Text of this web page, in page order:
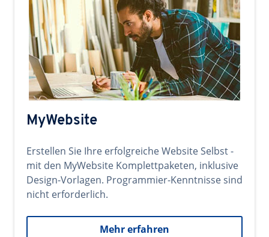
MyWebsite
Erstellen Sie Ihre erfolgreiche Website Selbst -
mit den MyWebsite Komplettpaketen, inklusive
Design-Vorlagen. Programmier-Kenntnisse sind
nicht erforderlich.
Mehr erfahren